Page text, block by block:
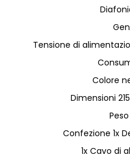
Tensione di
Colore
Dimensioni
Confezione 1x
1x Cavo di